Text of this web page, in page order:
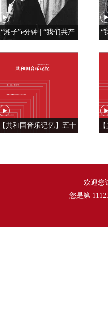
“湘子”e分钟 | “我们共产
“
【共和国音乐记忆】五十
欢迎您
您是第